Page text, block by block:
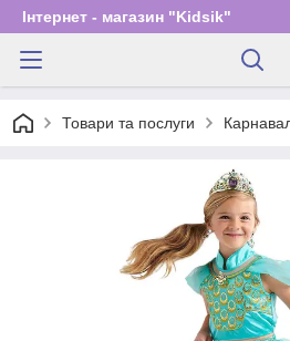
Інтернет - магазин "Kidsik"
Товари та послуги